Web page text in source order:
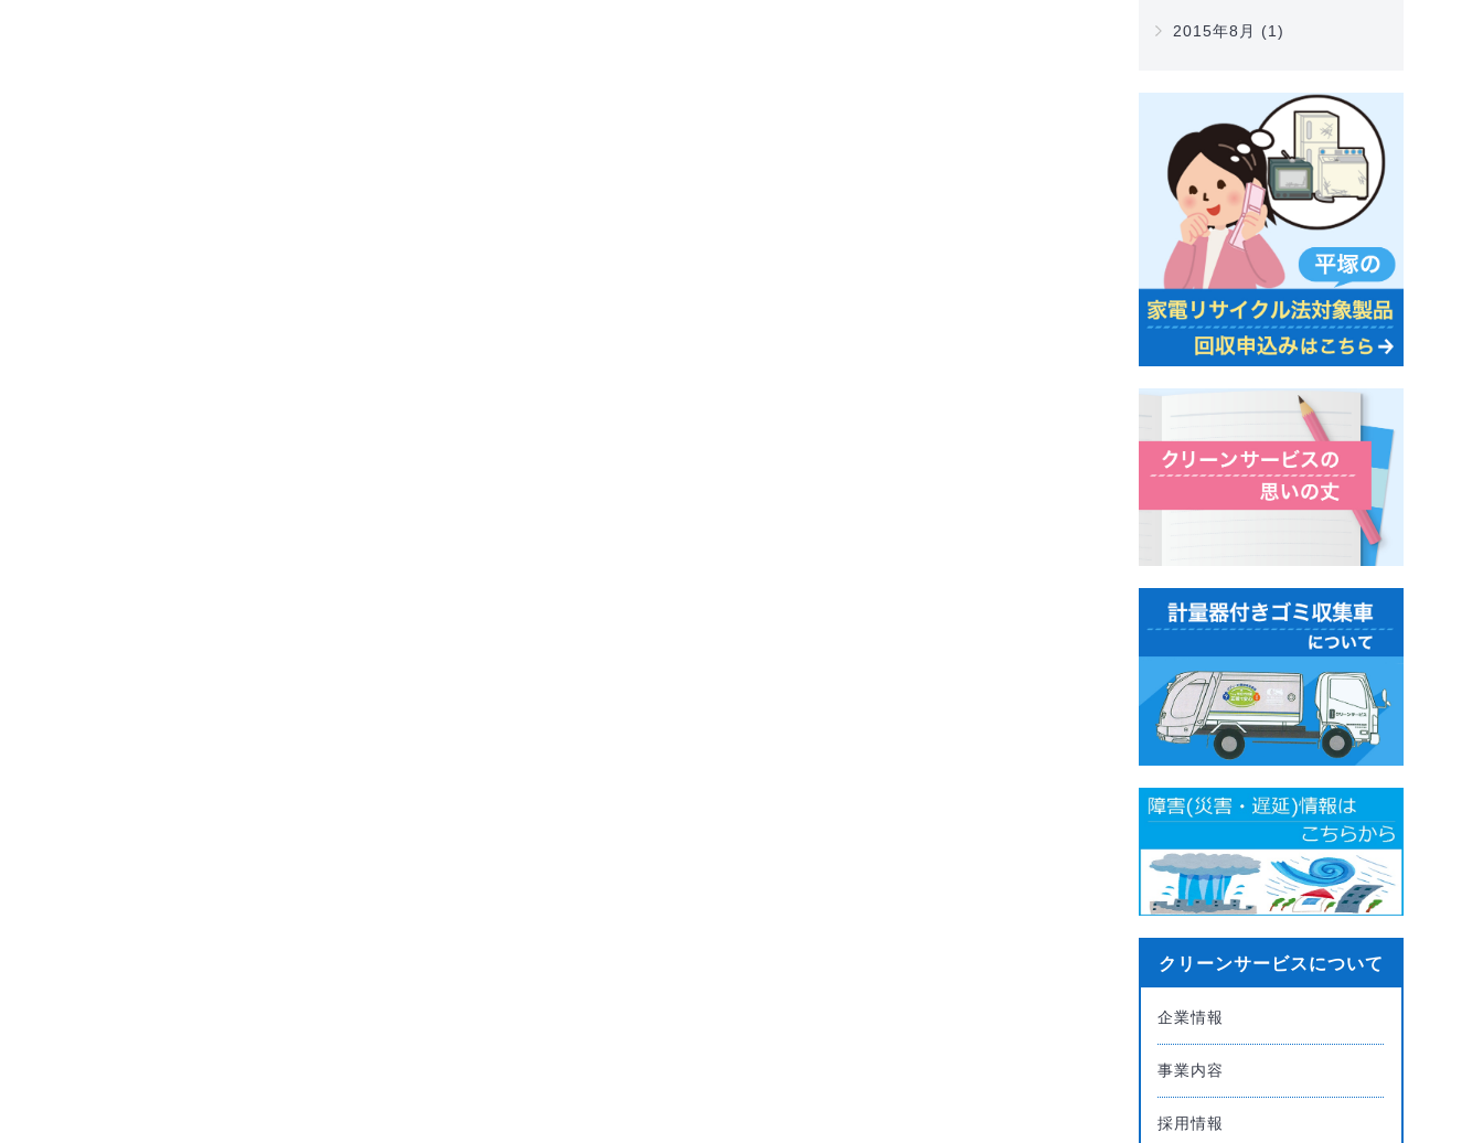
2015年8月 (1)
クリーンサービスについて
企業情報
事業内容
採用情報